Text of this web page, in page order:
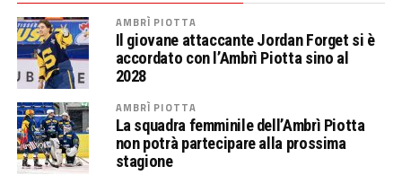
AMBRÌ PIOTTA
Il giovane attaccante Jordan Forget si è
accordato con l’Ambrì Piotta sino al
2028
AMBRÌ PIOTTA
La squadra femminile dell’Ambrì Piotta
non potrà partecipare alla prossima
stagione